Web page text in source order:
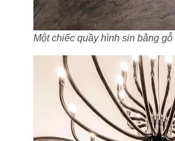
Một chiếc quầy hình sin bằng